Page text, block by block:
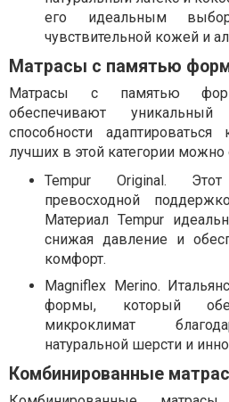
его идеальным
чувствительной кожей и
Матрасы с памятью
Матрасы с памятью
обеспечивают
способности
лучших в этой категории можно
Tempur Original. Этот
превосходной
Материал Tempur
снижая давление и
комфорт.
Magniflex Merino.
формы, который
микроклимат
натуральной шерсти и
Комбинированные